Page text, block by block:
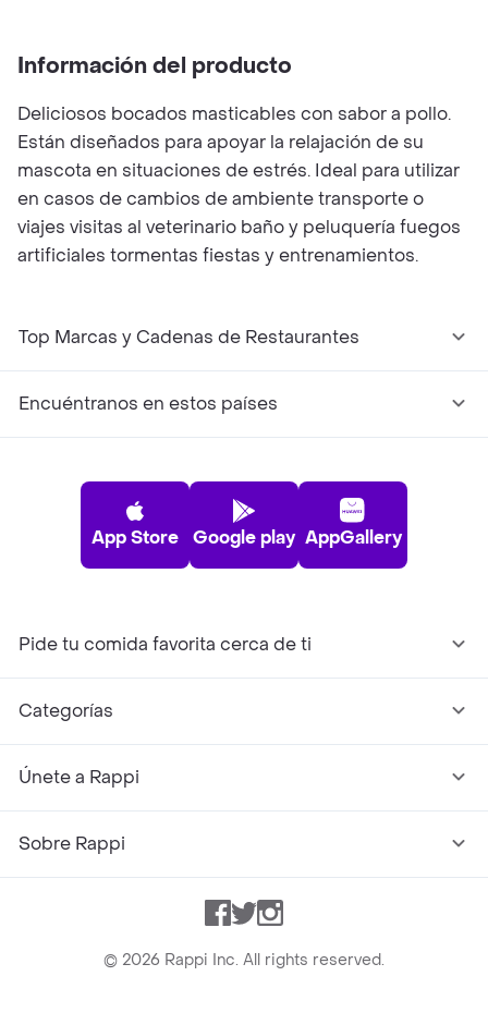
Información del producto
Deliciosos bocados masticables con sabor a pollo.
Están diseñados para apoyar la relajación de su
mascota en situaciones de estrés. Ideal para utilizar
en casos de cambios de ambiente transporte o
viajes visitas al veterinario baño y peluquería fuegos
artificiales tormentas fiestas y entrenamientos.
Top Marcas y Cadenas de Restaurantes
Encuéntranos en estos países
App Store Google play AppGallery
Pide tu comida favorita cerca de ti
Categorías
Únete a Rappi
Sobre Rappi
Facebook
TwitterInstagram
© 2026 Rappi Inc. All rights reserved.